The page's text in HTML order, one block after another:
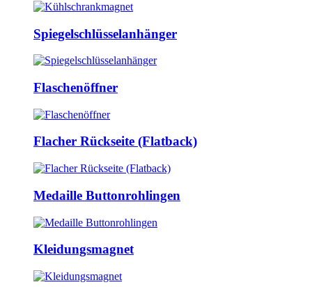
Spiegelschlüsselanhänger
Flaschenöffner
Flacher Rückseite (Flatback)
Medaille Buttonrohlingen
Kleidungsmagnet